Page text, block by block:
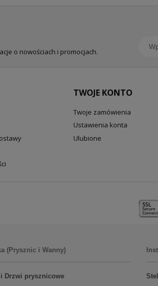
o nowościach i promocjach.
TWOJE KONTO
Twoje zamówienia
Ustawienia konta
Ulubione
(Prysznic i Wanny)
i Drzwi prysznicowe